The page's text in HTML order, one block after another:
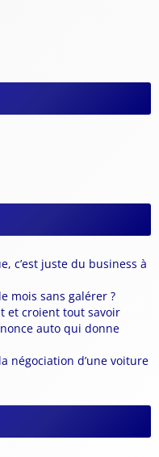
c’est juste du business à
mois sans galérer ?
et croient tout savoir
auto qui donne
négociation d’une voiture